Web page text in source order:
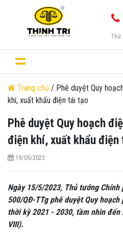
Thứ
Trang chủ / Phê duyệt Quy
khí, xuất khẩu điện tái tạo
Phê duyệt Quy hoạch
điện khí, xuất khẩu điện
19/05/2023
Ngày 15/5/2023, Thủ tướng
500/QĐ-TTg phê duyệt Quy
thời kỳ 2021 - 2030, tầm nhìn đến
VIII).